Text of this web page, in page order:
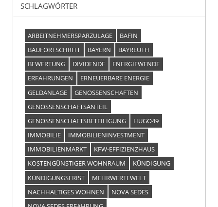
SCHLAGWÖRTER
ARBEITNEHMERSPARZULAGE
BAFIN
BAUFORTSCHRITT
BAYERN
BAYREUTH
BEWERTUNG
DIVIDENDE
ENERGIEWENDE
ERFAHRUNGEN
ERNEUERBARE ENERGIE
GELDANLAGE
GENOSSENSCHAFTEN
GENOSSENSCHAFTSANTEIL
GENOSSENSCHAFTSBETEILIGUNG
HUGO49
IMMOBILIE
IMMOBILIENINVESTMENT
IMMOBILIENMARKT
KFW-EFFIZIENZHAUS
KOSTENGÜNSTIGER WOHNRAUM
KÜNDIGUNG
KÜNDIGUNGSFRIST
MEHRWERTEWELT
NACHHALTIGES WOHNEN
NOVA SEDES